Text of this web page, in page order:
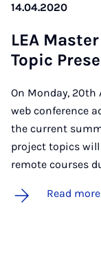
14.04.2020
LEA
Top­ic
On Monday, 20th
web conference
the current
project topics
remote courses
Read more